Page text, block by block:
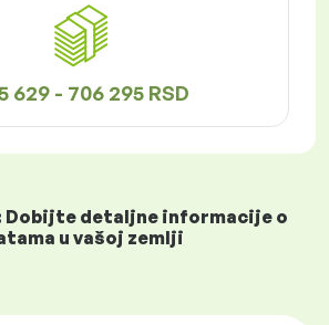
629 - 706 295 RSD
Dobijte detaljne informacije o
u vašoj zemlji